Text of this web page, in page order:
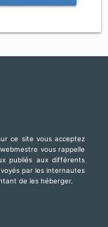
ce site vous acceptez
vous rappelle
publiés aux différents
par les internautes
de les héberger.